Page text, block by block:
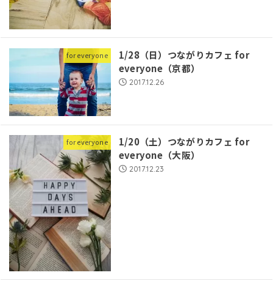
for everyone
1/28（日）つながりカフェ for
everyone（京都）
2017.12.26
for everyone
1/20（土）つながりカフェ for
everyone（大阪）
2017.12.23